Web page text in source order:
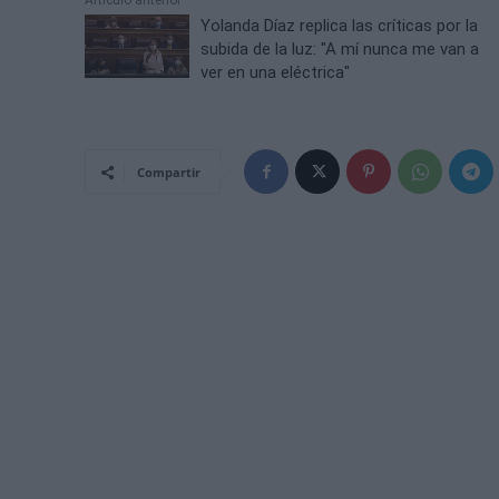
Yolanda Díaz replica las críticas por la
subida de la luz: "A mí nunca me van a
ver en una eléctrica"
Compartir